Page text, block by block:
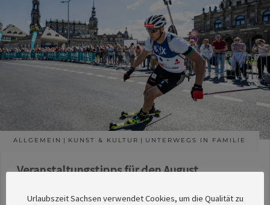
ALLGEMEIN KUNST & KULTUR UNTERWEGS IN FAMILIE
Veranstaltungstipps für den August
Urlaubszeit Sachsen verwendet Cookies, um die Qualität zu